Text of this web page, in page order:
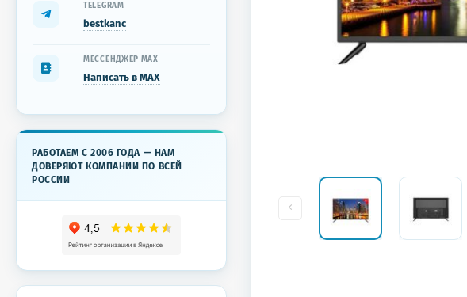
TELEGRAM
bestkanc
МЕССЕНДЖЕР MAX
Написать в MAX
РАБОТАЕМ С 2006 ГОДА — НАМ
ДОВЕРЯЮТ КОМПАНИИ ПО ВСЕЙ
РОССИИ